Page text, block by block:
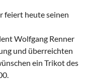
feiert heute seinen
Wolfgang Renner
und überreichten
ein Trikot des